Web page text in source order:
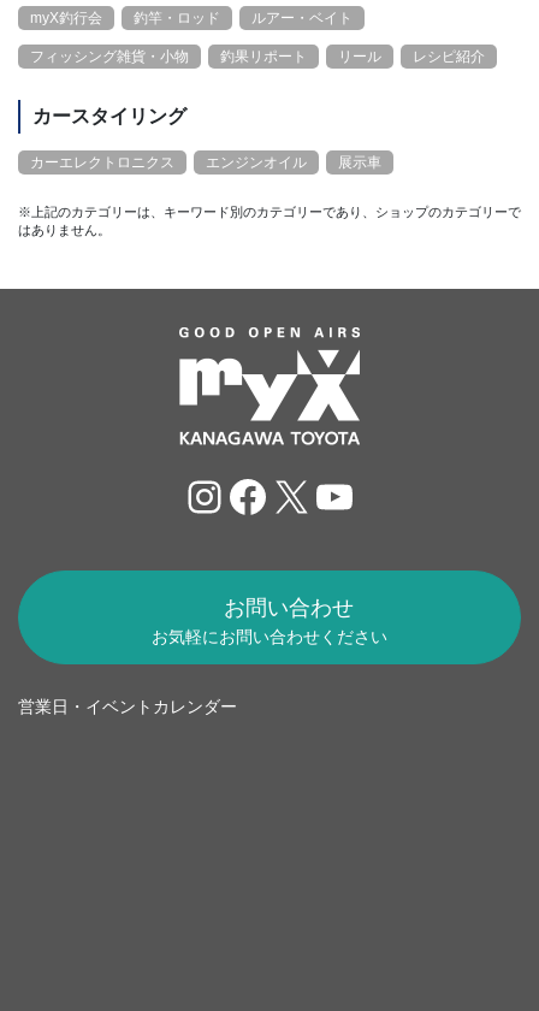
myX釣行会 釣竿・ロッド ルアー・ベイト
フィッシング雑貨・小物 釣果リポート リール レシピ紹介
カースタイリング
カーエレクトロニクス エンジンオイル 展示車
※上記のカテゴリーは、キーワード別のカテゴリーであり、ショップのカテゴリーで
はありません。
Instagram
Facebook
X YouTube
お問い合わせ
お気軽にお問い合わせください
営業日・イベントカレンダー